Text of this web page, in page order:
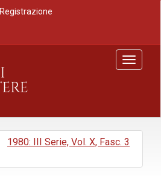
Registrazione
Toggle
1980: III Serie, Vol. X, Fasc. 3